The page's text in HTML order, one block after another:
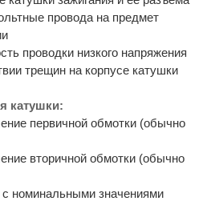
провода на предмет
проводки низкого напряжения
трещин на корпусе катушки
катушки:
первичной обмотки (обычно
вторичной обмотки (обычно
с номинальными значениями